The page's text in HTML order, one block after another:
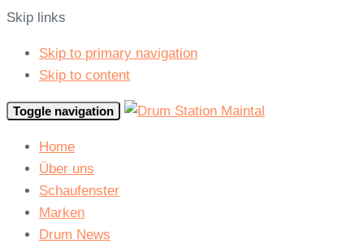
Skip links
Skip to primary navigation
Skip to content
Toggle navigation
Home
Über uns
Schaufenster
Marken
Drum News